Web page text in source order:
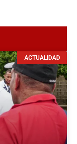
ACTUALIDAD